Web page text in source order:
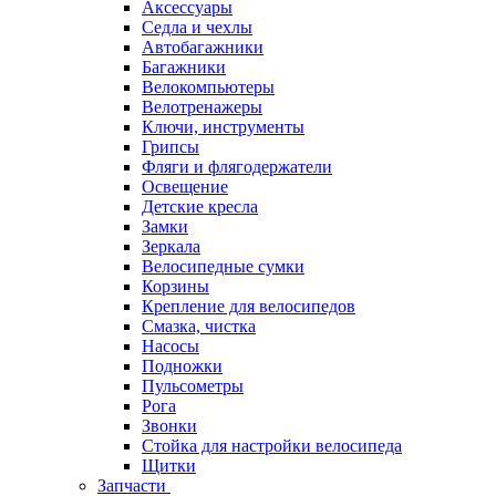
Аксессуары
Седла и чехлы
Автобагажники
Багажники
Велокомпьютеры
Велотренажеры
Ключи, инструменты
Грипсы
Фляги и флягодержатели
Освещение
Детские кресла
Замки
Зеркала
Велосипедные сумки
Корзины
Крепление для велосипедов
Смазка, чистка
Насосы
Подножки
Пульсометры
Рога
Звонки
Стойка для настройки велосипеда
Щитки
Запчасти